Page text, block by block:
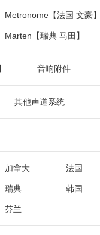
Metronome【法国 文豪】
Marten【瑞典 马田】
音响附件
其他声道系统
加拿大 法国
瑞典 韩国
芬兰